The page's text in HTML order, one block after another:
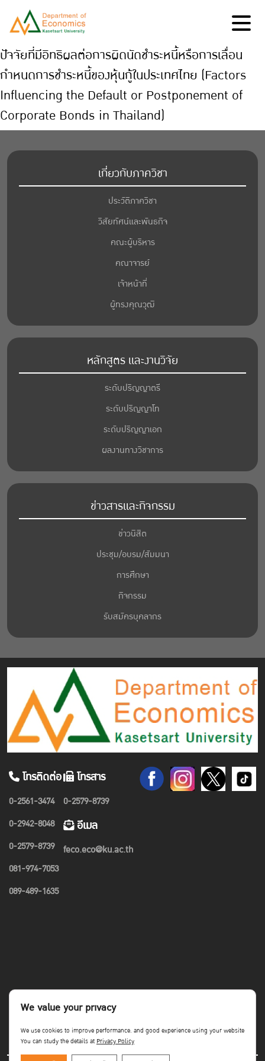
ปัจจัยที่มีอิทธิผลต่อการผิดนัดชำระหนี้หรือการเลื่อน
กำหนดการชำระหนี้ของหุ้นกู้ในประเทศไทย (Factors
Influencing the Default or Postponement of
Corporate Bonds in Thailand)
เกี่ยวกับภาควิชา
ประวัติภาควิชา
วิสัยทัศน์และพันธกิจ
คณะผู้บริหาร
คณาจารย์
เจ้าหน้าที่
ผู้ทรงคุณวุฒิ
หลักสูตร และงานวิจัย
ระดับปริญญาตรี
ระดับปริญญาโท
ระดับปริญญาเอก
ผลงานทางวิชาการ
ข่าวสารและกิจกรรม
ข่าวนิสิต
ประชุม/อบรม/สัมมนา
การศึกษา
กิจกรรม
รับสมัครบุคลากร
โทรติดต่อ
0-2561-3474
0-2942-8048
0-2579-8739
081-974-7053
089-489-1635
โทรสาร
0-2579-8739
อีเมล
feco.eco@ku.ac.th
We value your privacy
We use cookies to improve performance. and good experience using your website
You can study the details atPrivacy Policy